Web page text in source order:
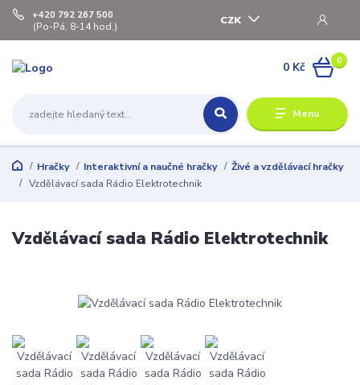
Menu
CZK
+420 792 267 500
(Po-Pá, 8-14 hod.)
0
0 Kč
Hračky Interaktivní a naučné hračky
Živé a vzdělávací hračky
Vzdělávací sada Rádio Elektrotechnik
Vzdělávací sada Rádio Elektrotechnik